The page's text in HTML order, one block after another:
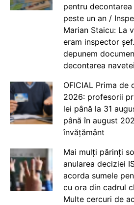
pentru
peste un an /
Marian Staicu: La
eram inspector
depunem
decontarea navetei
OFICIAL Prima de
2026: profesorii
lei până la 31
până în august
învățământ
Mai mulți părinți
anularea deciziei
acorda sumele
cu ora din cadrul
Multe cercuri de